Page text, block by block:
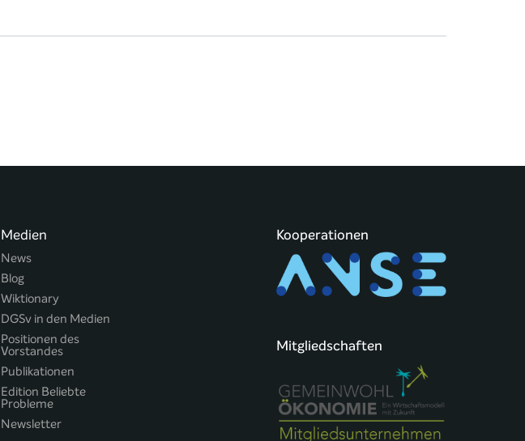
Medien
News
Blog
Wiktionary
DGSv in den Medien
Positionen des
Vorstandes
Publikationen
Edition Beliebte
Probleme
Newsletter
Kooperationen
Mitgliedschaften